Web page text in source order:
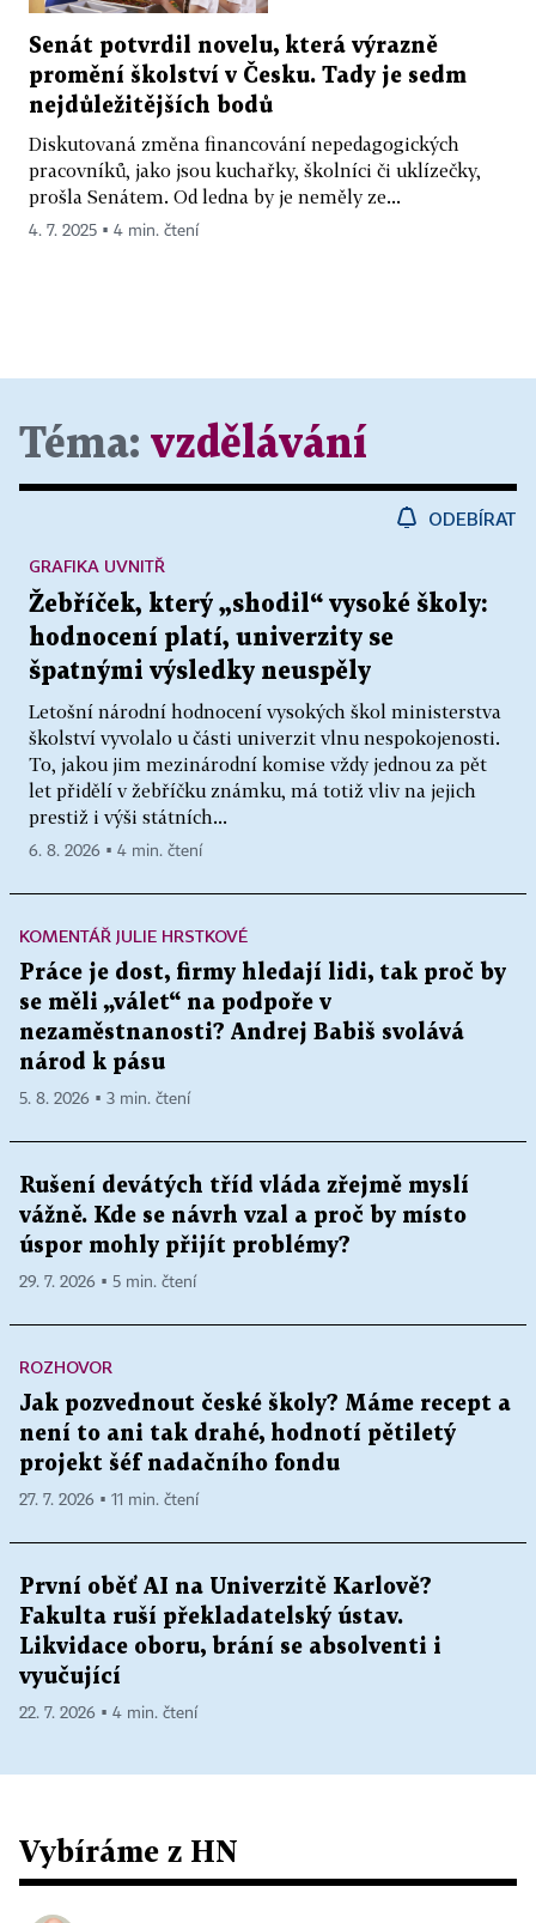
Senát potvrdil novelu, která výrazně
promění školství v Česku. Tady je sedm
nejdůležitějších bodů
Diskutovaná změna financování nepedagogických
pracovníků, jako jsou kuchařky, školníci či uklízečky,
prošla Senátem. Od ledna by je neměly ze...
4. 7. 2025 ▪ 4 min. čtení
Téma: vzdělávání
ODEBÍRAT
Žebříček, který „shodil“ vysoké školy:
hodnocení platí, univerzity se
špatnými výsledky neuspěly
Letošní národní hodnocení vysokých škol ministerstva
školství vyvolalo u části univerzit vlnu nespokojenosti.
To, jakou jim mezinárodní komise vždy jednou za pět
let přidělí v žebříčku známku, má totiž vliv na jejich
prestiž i výši státních...
GRAFIKA UVNITŘ
6. 8. 2026 ▪ 4 min. čtení
KOMENTÁŘ JULIE HRSTKOVÉ
Práce je dost, firmy hledají lidi, tak proč by
se měli „válet“ na podpoře v
nezaměstnanosti? Andrej Babiš svolává
národ k pásu
5. 8. 2026 ▪ 3 min. čtení
Rušení devátých tříd vláda zřejmě myslí
vážně. Kde se návrh vzal a proč by místo
úspor mohly přijít problémy?
29. 7. 2026 ▪ 5 min. čtení
ROZHOVOR
Jak pozvednout české školy? Máme recept a
není to ani tak drahé, hodnotí pětiletý
projekt šéf nadačního fondu
27. 7. 2026 ▪ 11 min. čtení
První oběť AI na Univerzitě Karlově?
Fakulta ruší překladatelský ústav.
Likvidace oboru, brání se absolventi i
vyučující
22. 7. 2026 ▪ 4 min. čtení
Vybíráme z HN